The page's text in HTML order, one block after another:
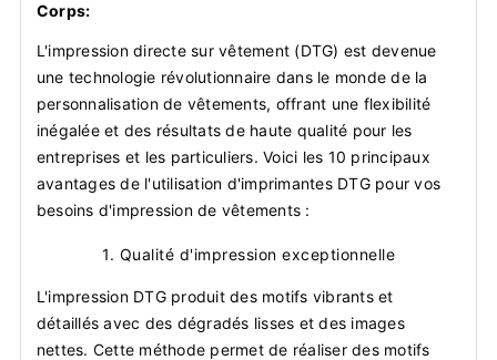
Corps:
L'impression directe sur vêtement (DTG) est devenue
une technologie révolutionnaire dans le monde de la
personnalisation de vêtements, offrant une flexibilité
inégalée et des résultats de haute qualité pour les
entreprises et les particuliers. Voici les 10 principaux
avantages de l'utilisation d'imprimantes DTG pour vos
besoins d'impression de vêtements :
1. Qualité d'impression exceptionnelle
L'impression DTG produit des motifs vibrants et
détaillés avec des dégradés lisses et des images
nettes. Cette méthode permet de réaliser des motifs